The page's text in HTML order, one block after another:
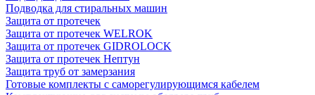
Подводка для стиральных машин
Защита от протечек
Защита от протечек WELROK
Защита от протечек GIDROLOCK
Защита от протечек Нептун
Защита труб от замерзания
Готовые комплекты с саморегулирующимся кабелем